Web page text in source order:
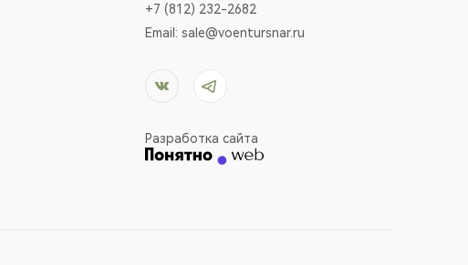
+7 (812) 232-2682
Email:sale@voentursnar.ru
Разработка сайта